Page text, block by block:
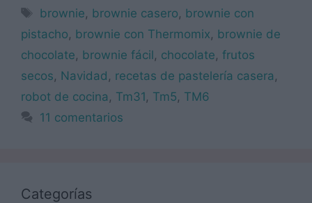
Etiquetas
brownie, brownie casero, brownie con
pistacho, brownie con Thermomix, brownie de
chocolate, brownie fácil, chocolate, frutos
secos, Navidad , recetas de pastelería casera ,
robot de cocina , Tm31, Tm5, TM6
11 comentarios
Categorías